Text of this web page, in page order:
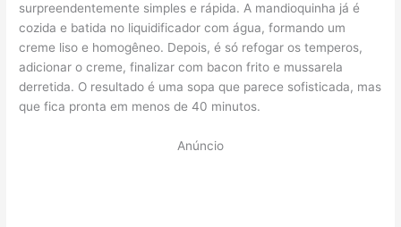
surpreendentemente simples e rápida. A mandioquinha já é
cozida e batida no liquidificador com água, formando um
creme liso e homogêneo. Depois, é só refogar os temperos,
adicionar o creme, finalizar com bacon frito e mussarela
derretida. O resultado é uma sopa que parece sofisticada, mas
que fica pronta em menos de 40 minutos.
Anúncio